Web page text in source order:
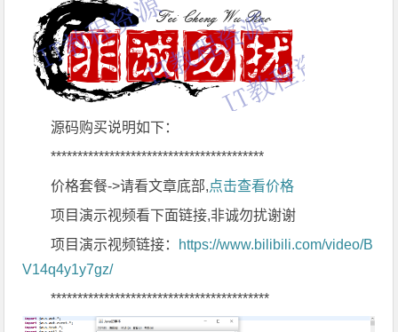
源码购买说明如下：
****************************************
价格套餐->请看文章底部,点击查看价格
项目演示视频看下面链接,非诚勿扰谢谢
项目演示视频链接： https://www.bilibili.com/video/B
V14q4y1y7gz/
*****************************************